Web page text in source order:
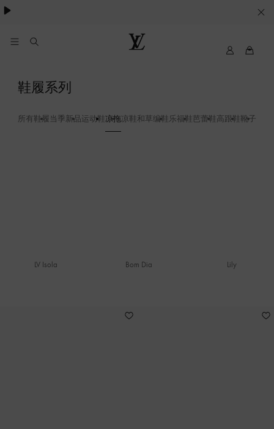
Cookie
服
VUITTON
我
登
凉
鞋履系列
所有鞋履 当季新品运动鞋 凉拖凉鞋和草编鞋 乐福鞋 芭蕾鞋 高跟鞋 靴子
LV Isola Bom Dia Lily